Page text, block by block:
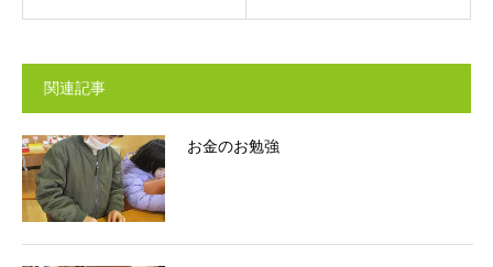
関連記事
お金のお勉強